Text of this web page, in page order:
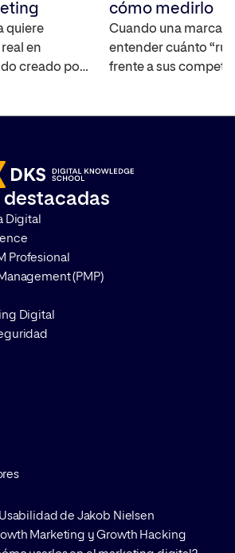
quiere
en
creado por
y
en la toma de
Te
y […]
cómo medirlo
Cuando una marca
entender cuánto
frente a sus
Digital
Profesional
(PMP)
Digital
de Jakob Nielsen
Marketing y Growth Hacking